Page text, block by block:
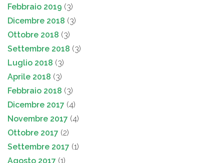
Febbraio 2019 (3)
Dicembre 2018 (3)
Ottobre 2018 (3)
Settembre 2018 (3)
Luglio 2018 (3)
Aprile 2018 (3)
Febbraio 2018 (3)
Dicembre 2017 (4)
Novembre 2017 (4)
Ottobre 2017 (2)
Settembre 2017 (1)
Agosto 2017 (1)